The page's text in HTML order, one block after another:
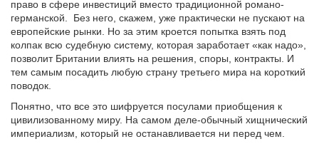
право в сфере инвестиций вместо традиционной романо-
германской. Без него, скажем, уже практически не пускают на
европейские рынки. Но за этим кроется попытка взять под
колпак всю судебную систему, которая заработает «как надо»,
позволит Британии влиять на решения, споры, контракты. И
тем самым посадить любую страну третьего мира на короткий
поводок.
Понятно, что все это шифруется посулами приобщения к
цивилизованному миру. На самом деле-обычный хищнический
империализм, который не останавливается ни перед чем.